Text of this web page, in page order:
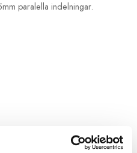
paralella indelningar.